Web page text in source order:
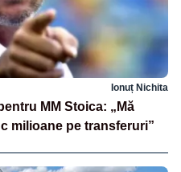
Ionuț Nichita
MM Stoica: „Mă
milioane pe transferuri”